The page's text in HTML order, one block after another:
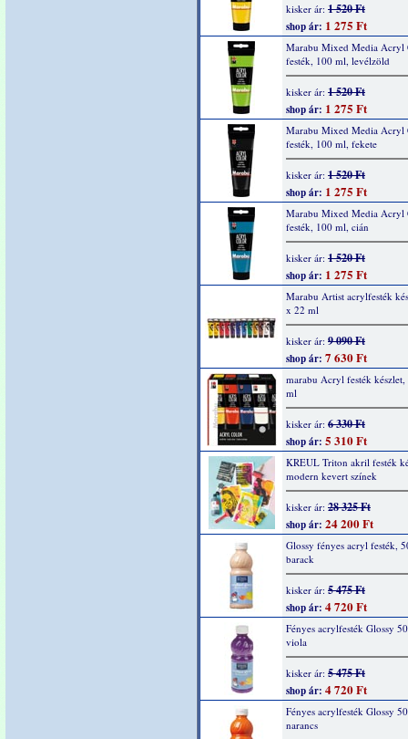
kisker ár: 1 520 Ft
shop ár: 1 275 Ft
Marabu Mixed Media Acryl
festék, 100 ml, levélzöld
kisker ár: 1 520 Ft
shop ár: 1 275 Ft
Marabu Mixed Media Acryl
festék, 100 ml, fekete
kisker ár: 1 520 Ft
shop ár: 1 275 Ft
Marabu Mixed Media Acryl
festék, 100 ml, cián
kisker ár: 1 520 Ft
shop ár: 1 275 Ft
Marabu Artist acrylfesték
x 22 ml
kisker ár: 9 090 Ft
shop ár: 7 630 Ft
marabu Acryl festék
ml
kisker ár: 6 330 Ft
shop ár: 5 310 Ft
KREUL Triton akril festék
modern kevert színek
kisker ár: 28 325 Ft
shop ár: 24 200 Ft
Glossy fényes acryl festék,
barack
kisker ár: 5 475 Ft
shop ár: 4 720 Ft
Fényes acrylfesték Glossy
viola
kisker ár: 5 475 Ft
shop ár: 4 720 Ft
Fényes acrylfesték Glossy
narancs